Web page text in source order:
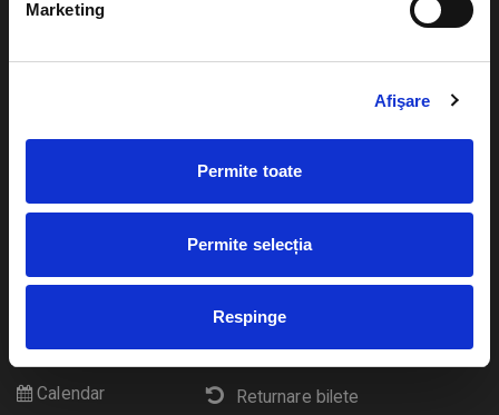
Marketing
Afişare
Permite toate
Permite selecția
Respinge
Cum comand bilete?
eBilet printat acasa
Returnare bilete
Pentru copii
Diverse
Calendar